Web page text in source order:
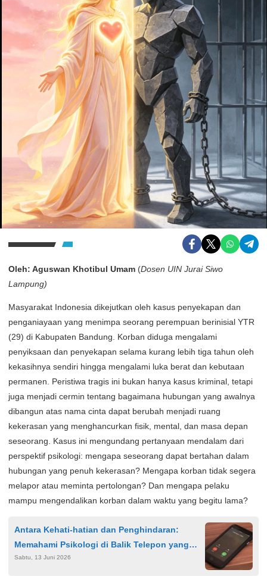
Oleh: Aguswan Khotibul Umam (Dosen UIN Jurai Siwo
Lampung)
Masyarakat Indonesia dikejutkan oleh kasus penyekapan dan
penganiayaan yang menimpa seorang perempuan berinisial YTR
(29) di Kabupaten Bandung. Korban diduga mengalami
penyiksaan dan penyekapan selama kurang lebih tiga tahun oleh
kekasihnya sendiri hingga mengalami luka berat dan kebutaan
permanen. Peristiwa tragis ini bukan hanya kasus kriminal, tetapi
juga menjadi cermin tentang bagaimana hubungan yang awalnya
dibangun atas nama cinta dapat berubah menjadi ruang
kekerasan yang menghancurkan fisik, mental, dan masa depan
seseorang. Kasus ini mengundang pertanyaan mendalam dari
perspektif psikologi: mengapa seseorang dapat bertahan dalam
hubungan yang penuh kekerasan? Mengapa korban tidak segera
melapor atau meminta pertolongan? Dan mengapa pelaku
mampu mengendalikan korban dalam waktu yang begitu lama?
Antara Kehati-hatian dan Penghindaran:
Memahami Psikologi di Balik Telepon yang
Tak Dijawab dan Pesan yang Tak Dibalas
Sabtu, 13 Juni 2026